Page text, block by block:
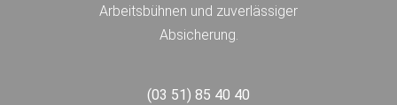
Arbeitsbühnen und zuverlässiger
Absicherung.
(03 51) 85 40 40